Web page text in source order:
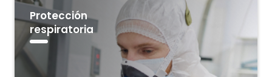
Protección
respiratoria